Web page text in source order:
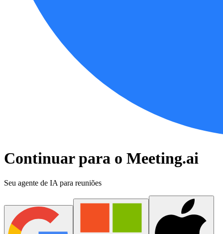
Continuar para o Meeting.ai
Seu agente de IA para reuniões